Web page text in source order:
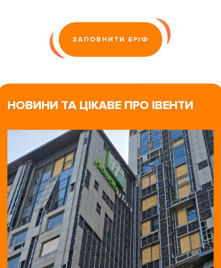
ЗАПОВНИТИ БРІФ
НОВИНИ ТА ЦІКАВЕ ПРО ІВЕНТИ